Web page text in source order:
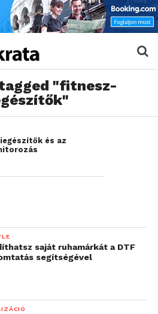
"fitnesz-
és az
saját ruhamárkát a DTF
segítségével